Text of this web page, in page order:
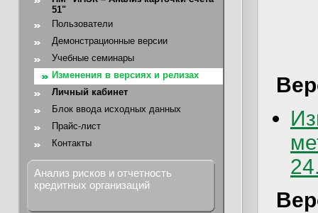
51"
Пользователи
Демонстрационные версии
Учебные семинары
Изменения в версиях и релизах
Личный кабинет
Блок ввода исходных данных
Прайс-лист
Контакты
Анализ рисков и отчетность
кредитных организаций